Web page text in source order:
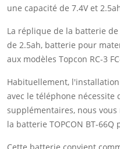
une capacité de 7.4V et
La réplique de la batterie
de 2.5ah, batterie pour
aux modèles Topcon RC-3
Habituellement,
avec le téléphone nécessite
supplémentaires, nous
la batterie TOPCON BT-66Q